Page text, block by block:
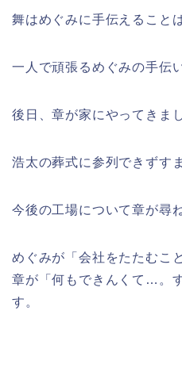
舞はめぐみに手伝えること
一人で頑張るめぐみの手伝
後日、章が家にやってきま
浩太の葬式に参列できずす
今後の工場について章が尋
めぐみが「会社をたたむこ
章が「何もできんくて…。
す。